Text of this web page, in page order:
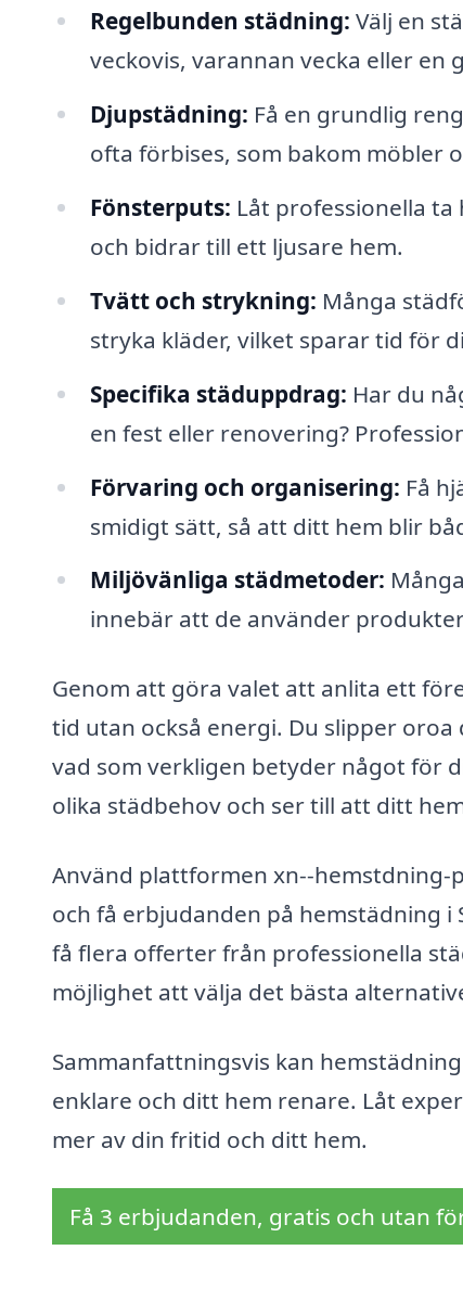
Regelbunden städning: Välj en
veckovis, varannan vecka eller en
Djupstädning: Få en grundlig
ofta förbises, som bakom möbler
Fönsterputs: Låt professionella
och bidrar till ett ljusare hem.
Tvätt och strykning: Många
stryka kläder, vilket sparar tid för
Specifika städuppdrag: Har du
en fest eller renovering?
Förvaring och organisering: Få
smidigt sätt, så att ditt hem blir
Miljövänliga städmetoder:
innebär att de använder
Genom att göra valet att anlita ett
tid utan också energi. Du slipper
vad som verkligen betyder något för
olika städbehov och ser till att ditt
Använd plattformen xn--
och få erbjudanden på hemstädning
få flera offerter från professionella
möjlighet att välja det bästa
Sammanfattningsvis kan
enklare och ditt hem renare. Låt
mer av din fritid och ditt hem.
Få 3 erbjudanden, gratis och utan